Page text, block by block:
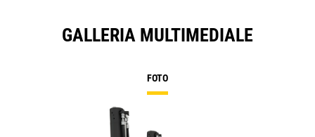
GALLERIA MULTIMEDIALE
FOTO